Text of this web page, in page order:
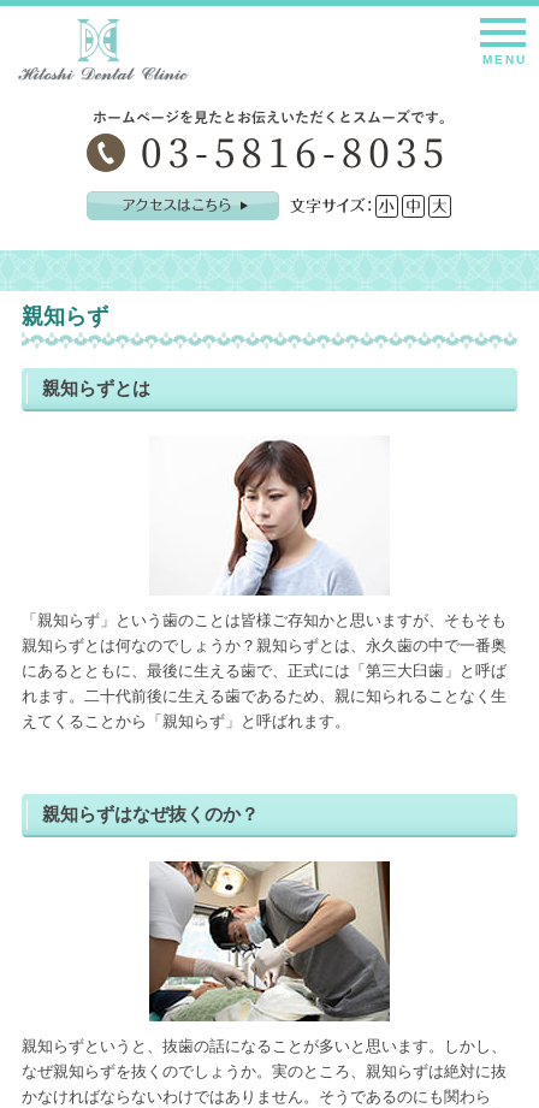
親知らず
親知らずとは
「親知らず」という歯のことは皆様ご存知かと思いますが、そもそも
親知らずとは何なのでしょうか？親知らずとは、永久歯の中で一番奥
にあるとともに、最後に生える歯で、正式には「第三大臼歯」と呼ば
れます。二十代前後に生える歯であるため、親に知られることなく生
えてくることから「親知らず」と呼ばれます。
親知らずはなぜ抜くのか？
親知らずというと、抜歯の話になることが多いと思います。しかし、
なぜ親知らずを抜くのでしょうか。実のところ、親知らずは絶対に抜
かなければならないわけではありません。そうであるのにも関わら